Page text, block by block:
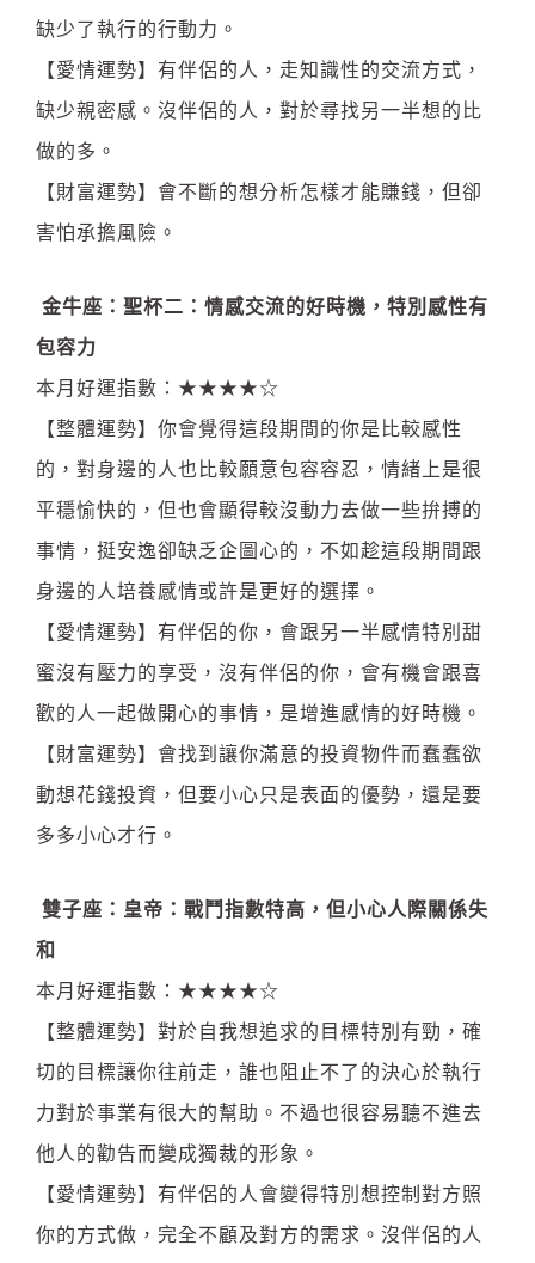
缺少了執行的行動力。
【愛情運勢】有伴侶的人，走知識性的交流方式，
缺少親密感。沒伴侶的人，對於尋找另一半想的比
做的多。
【財富運勢】會不斷的想分析怎樣才能賺錢，但卻
害怕承擔風險。
金牛座：聖杯二：情感交流的好時機，特別感性有
包容力
本月好運指數：★★★★☆
【整體運勢】你會覺得這段期間的你是比較感性
的，對身邊的人也比較願意包容容忍，情緒上是很
平穩愉快的，但也會顯得較沒動力去做一些拚搏的
事情，挺安逸卻缺乏企圖心的，不如趁這段期間跟
身邊的人培養感情或許是更好的選擇。
【愛情運勢】有伴侶的你，會跟另一半感情特別甜
蜜沒有壓力的享受，沒有伴侶的你，會有機會跟喜
歡的人一起做開心的事情，是增進感情的好時機。
【財富運勢】會找到讓你滿意的投資物件而蠢蠢欲
動想花錢投資，但要小心只是表面的優勢，還是要
多多小心才行。
雙子座：皇帝：戰鬥指數特高，但小心人際關係失
和
本月好運指數：★★★★☆
【整體運勢】對於自我想追求的目標特別有勁，確
切的目標讓你往前走，誰也阻止不了的決心於執行
力對於事業有很大的幫助。不過也很容易聽不進去
他人的勸告而變成獨裁的形象。
【愛情運勢】有伴侶的人會變得特別想控制對方照
你的方式做，完全不顧及對方的需求。沒伴侶的人